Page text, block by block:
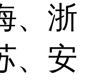
、浙
、安